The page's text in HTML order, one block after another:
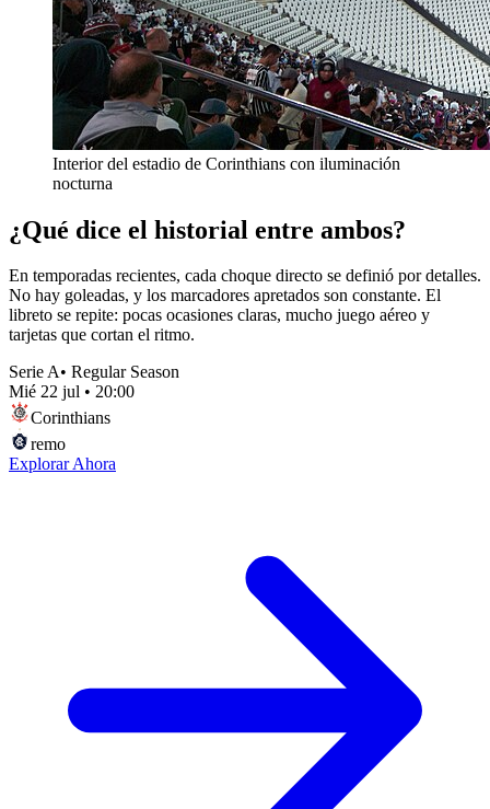
Interior del estadio de Corinthians con iluminación
nocturna
¿Qué dice el historial entre ambos?
En temporadas recientes, cada choque directo se definió por detalles.
No hay goleadas, y los marcadores apretados son constante. El
libreto se repite: pocas ocasiones claras, mucho juego aéreo y
tarjetas que cortan el ritmo.
Serie A• Regular Season
Mié 22 jul • 20:00
Corinthians
remo
Explorar Ahora